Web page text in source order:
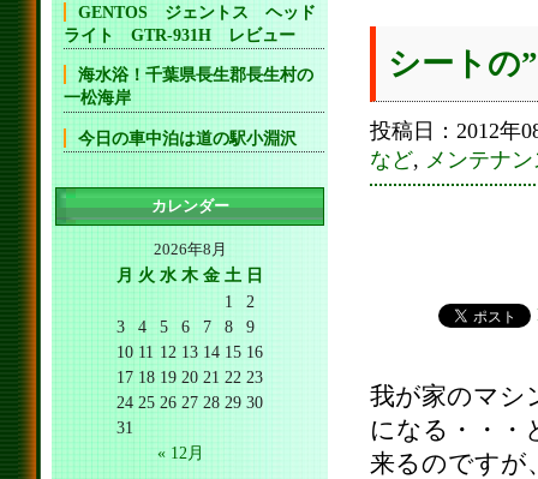
シートの
投稿日：2012年
など, メンテナ
我が家のマシ
になる・・・
来るのですが
GENTOS ジェントス ヘッド
ライト GTR-931H レビュー
海水浴！千葉県長生郡長生村の
一松海岸
今日の車中泊は道の駅小淵沢
カレンダー
2026年8月
月 火 水 木 金 土 日
1
2
3
4 5 6 7 8
9
10 11 12 13 14 15 16
17 18 19 20 21 22 23
24 25 26 27 28 29 30
31
« 12月